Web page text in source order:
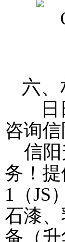
六
咨询
信阳
务！
1（JS
石漆
备（升